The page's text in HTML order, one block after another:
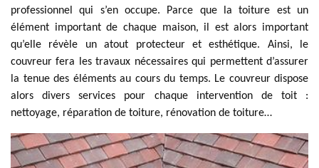
professionnel qui s’en occupe. Parce que la toiture est un
élément important de chaque maison, il est alors important
qu’elle révèle un atout protecteur et esthétique. Ainsi, le
couvreur fera les travaux nécessaires qui permettent d’assurer
la tenue des éléments au cours du temps. Le couvreur dispose
alors divers services pour chaque intervention de toit :
nettoyage, réparation de toiture, rénovation de toiture…